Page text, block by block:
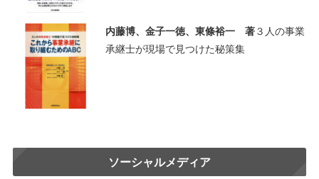
内藤博、金子一徳、東條裕一 著３人の事業
承継士が現場で見つけた秘策集
ソーシャルメディア